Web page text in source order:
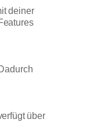
deiner
über